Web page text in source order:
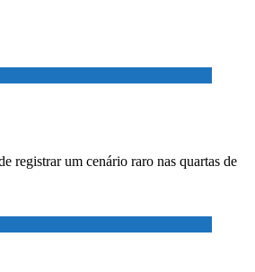
registrar um cenário raro nas quartas de